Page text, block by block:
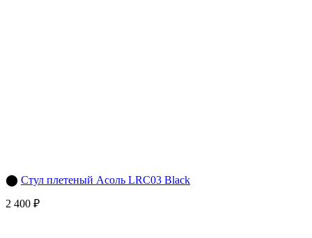
⬤ Стул плетеный Асоль LRC03 Black
2 400 ₽